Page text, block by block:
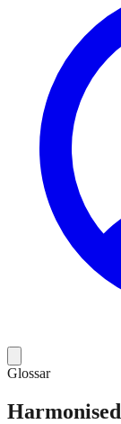
Glossar